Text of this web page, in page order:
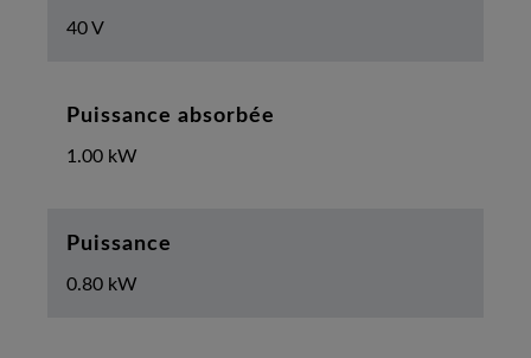
40 V
Puissance absorbée
1.00 kW
Puissance
0.80 kW